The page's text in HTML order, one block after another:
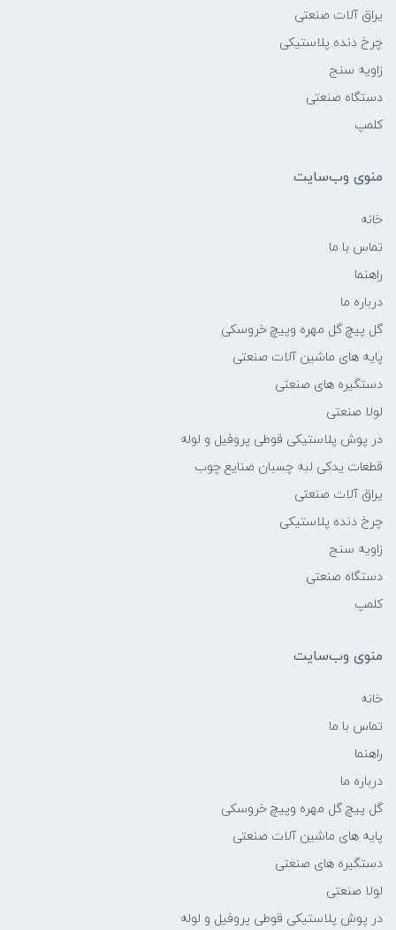
یراق آلات صنعتی
چرخ دنده پلاستیکی
زاویه سنج
دستگاه صنعتی
کلمپ
منوی وب‌سایت
خانه
تماس با ما
راهنما
درباره ما
گل پیچ گل مهره وپیچ خروسکی
پایه های ماشین آلات صنعتی
دستگیره های صنعتی
لولا صنعتی
در پوش پلاستیکی قوطی پروفیل و لوله
قطعات یدکی لبه چسبان صنایع چوب
یراق آلات صنعتی
چرخ دنده پلاستیکی
زاویه سنج
دستگاه صنعتی
کلمپ
منوی وب‌سایت
خانه
تماس با ما
راهنما
درباره ما
گل پیچ گل مهره وپیچ خروسکی
پایه های ماشین آلات صنعتی
دستگیره های صنعتی
لولا صنعتی
در پوش پلاستیکی قوطی پروفیل و لوله